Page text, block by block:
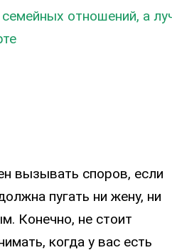
отношений, а
вызывать споров, если
пугать ни жену, ни
Конечно, не стоит
когда у вас есть